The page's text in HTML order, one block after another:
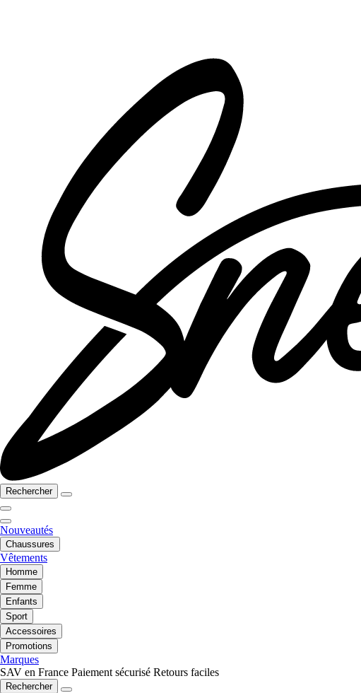
Rechercher
Nouveautés
Chaussures
Vêtements
Homme
Femme
Enfants
Sport
Accessoires
Promotions
Marques
SAV en France Paiement sécurisé Retours faciles
Rechercher